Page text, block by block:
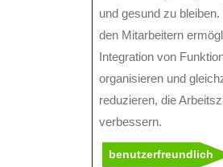
und gesund zu
den Mitarbeitern
Integration von
organisieren und
reduzieren, die
verbessern.
benutzerfreundlich